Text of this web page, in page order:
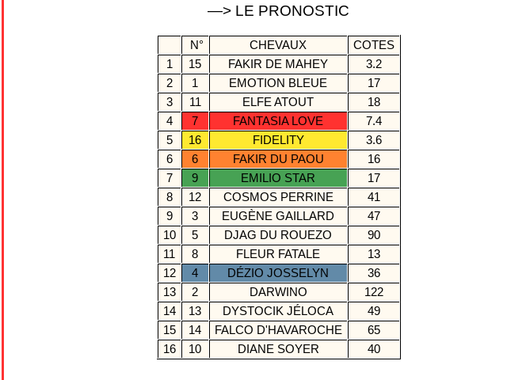
—> LE PRONOSTIC
N° CHEVAUX
COTES
1
15 FAKIR DE MAHEY
3.2
2
1 EMOTION BLEUE
17
3
11 ELFE ATOUT
18
4
7 FANTASIA LOVE
7.4
5
16 FIDELITY
3.6
6
6 FAKIR DU PAOU
16
7
9 EMILIO STAR
17
8
12 COSMOS PERRINE
41
9
3 EUGÈNE GAILLARD
47
10
5 DJAG DU ROUEZO
90
11
8 FLEUR FATALE
13
12
4 DÉZIO JOSSELYN
36
13
2 DARWINO
122
14
13 DYSTOCIK JÉLOCA
49
15
14 FALCO D'HAVAROCHE
65
16
10 DIANE SOYER 40